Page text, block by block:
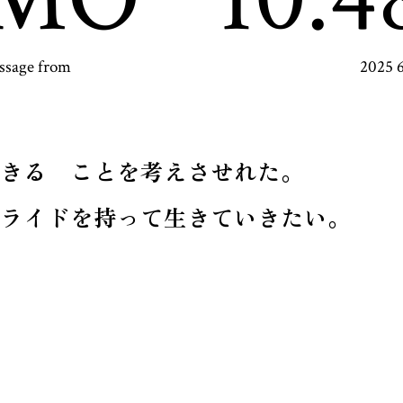
from 2025
る ことを考えさせれた。
イドを持って生きていきたい。